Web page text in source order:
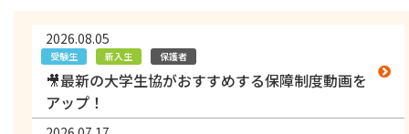
2026.08.05
受験生 新入生 保護者
🎥最新の大学生協がおすすめする保障制度動画を
アップ！